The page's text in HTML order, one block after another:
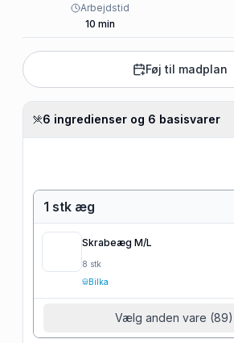
Arbejdstid
10 min
Føj til madplan
6 ingredienser og 6 basisvarer
1 stk æg
Skrabeæg M/L
8 stk
Bilka
Vælg anden vare (89)